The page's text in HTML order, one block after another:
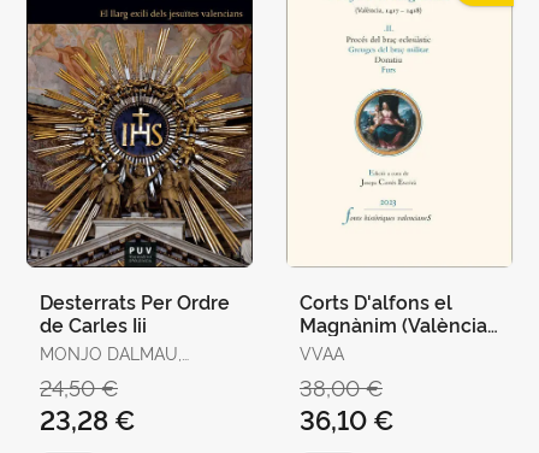
Desterrats Per Ordre
de Carles Iii
MONJO DALMAU,
24,50 €
23,28 €
Corts D'alfons el
Magnànim (València,
1417-1418) Ii
VVAA
38,00 €
36,10 €